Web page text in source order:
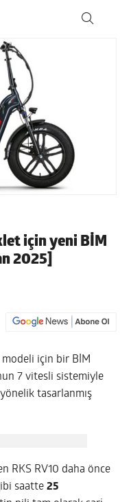
için yeni BİM
2025]
için bir BİM
7 vitesli sistemiyle
tasarlanmış
RKS RV10 daha önce
saatte25